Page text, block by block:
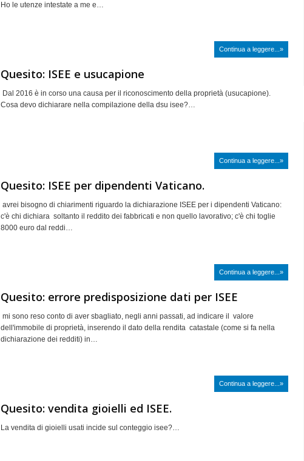
Ho le utenze intestate a me e…
Continua a leggere...»
Quesito: ISEE e usucapione
Dal 2016 è in corso una causa per il riconoscimento della proprietà (usucapione).
Cosa devo dichiarare nella compilazione della dsu isee?…
Continua a leggere...»
Quesito: ISEE per dipendenti Vaticano.
avrei bisogno di chiarimenti riguardo la dichiarazione ISEE per i dipendenti Vaticano:
c'è chi dichiara soltanto il reddito dei fabbricati e non quello lavorativo; c'è chi toglie
8000 euro dal reddi…
Continua a leggere...»
Quesito: errore predisposizione dati per ISEE
mi sono reso conto di aver sbagliato, negli anni passati, ad indicare il valore
dell'immobile di proprietà, inserendo il dato della rendita catastale (come si fa nella
dichiarazione dei redditi) in…
Continua a leggere...»
Quesito: vendita gioielli ed ISEE.
La vendita di gioielli usati incide sul conteggio isee?…